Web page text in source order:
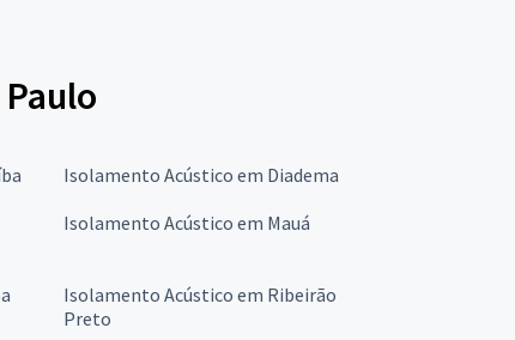
Isolamento Acústico em Diadema
Isolamento Acústico em Mauá
Isolamento Acústico em Ribeirão
Preto